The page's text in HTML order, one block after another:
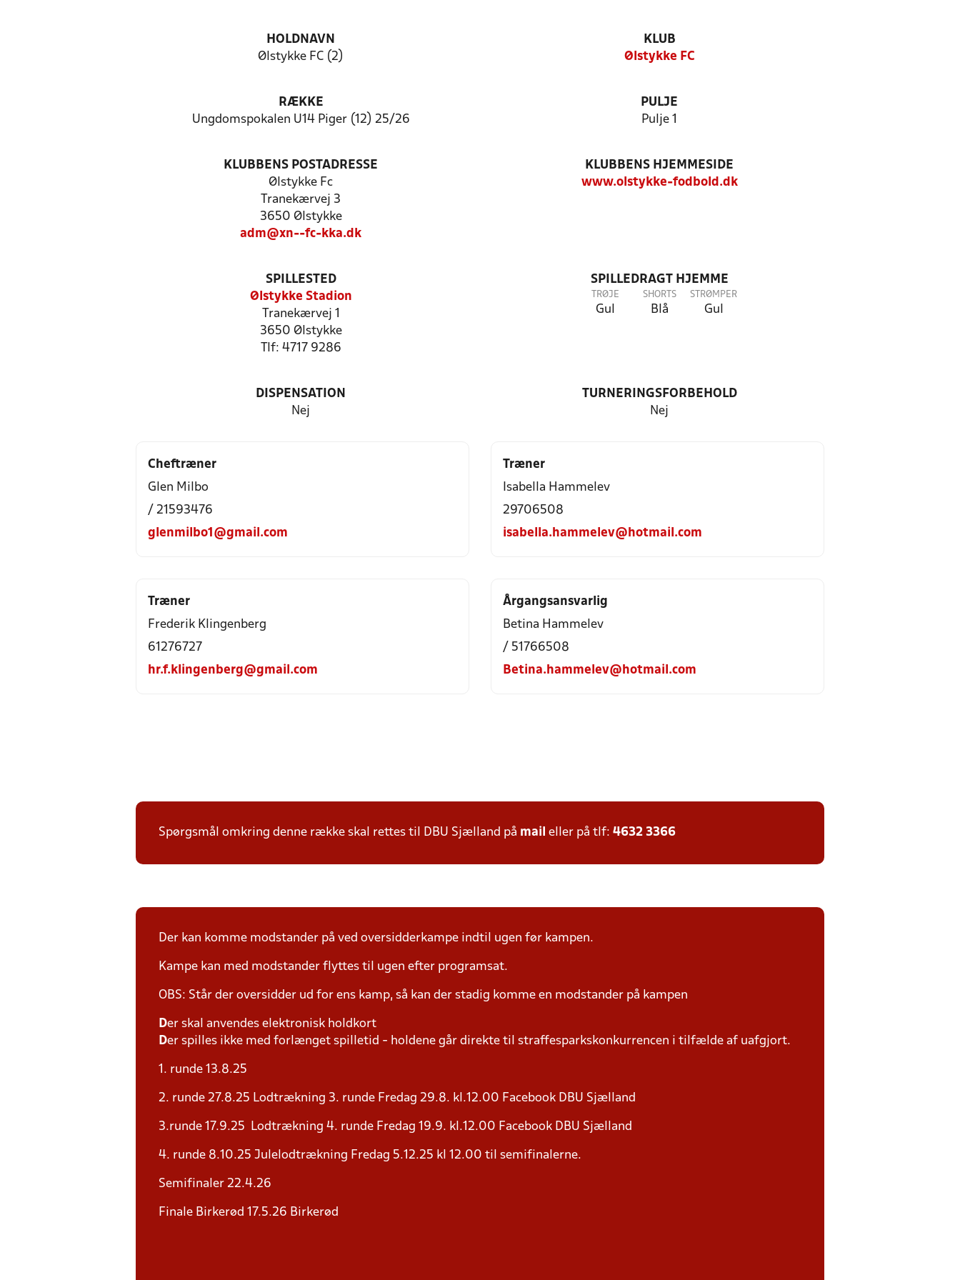
HOLDNAVN
Ølstykke FC (2)
KLUB
Ølstykke FC
RÆKKE
Ungdomspokalen U14 Piger (12) 25/26
PULJE
Pulje 1
KLUBBENS POSTADRESSE
Ølstykke Fc
Tranekærvej 3
3650 Ølstykke
adm@xn--fc-kka.dk
KLUBBENS HJEMMESIDE
www.olstykke-fodbold.dk
SPILLESTED
Ølstykke Stadion
Tranekærvej 1
3650 Ølstykke
Tlf: 4717 9286
SPILLEDRAGT HJEMME
TRØJE
Gul
SHORTS
Blå
STRØMPER
Gul
DISPENSATION
Nej
TURNERINGSFORBEHOLD
Nej
Cheftræner
Glen Milbo
/ 21593476
glenmilbo1@gmail.com
Træner
Isabella Hammelev
29706508
isabella.hammelev@hotmail.com
Træner
Frederik Klingenberg
61276727
hr.f.klingenberg@gmail.com
Årgangsansvarlig
Betina Hammelev
/ 51766508
Betina.hammelev@hotmail.com
Spørgsmål omkring denne række skal rettes til DBU Sjælland på mail eller på tlf: 4632 3366
Der kan komme modstander på ved oversidderkampe indtil ugen før kampen.
Kampe kan med modstander flyttes til ugen efter programsat.
OBS: Står der oversidder ud for ens kamp, så kan der stadig komme en modstander på kampen
Der skal anvendes elektronisk holdkort
Der spilles ikke med forlænget spilletid - holdene går direkte til straffesparkskonkurrencen i tilfælde af uafgjort.
1. runde 13.8.25
2. runde 27.8.25 Lodtrækning 3. runde Fredag 29.8. kl.12.00 Facebook DBU Sjælland
3.runde 17.9.25 Lodtrækning 4. runde Fredag 19.9. kl.12.00 Facebook DBU Sjælland
4. runde 8.10.25 Julelodtrækning Fredag 5.12.25 kl 12.00 til semifinalerne.
Semifinaler 22.4.26
Finale Birkerød 17.5.26 Birkerød